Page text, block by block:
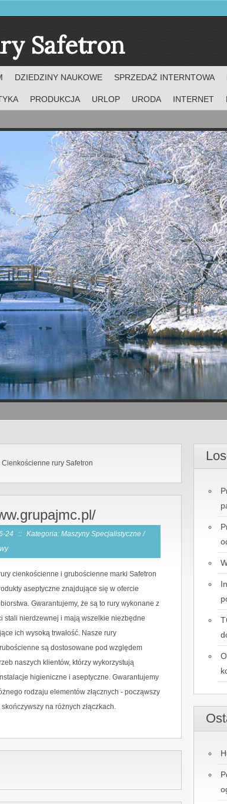
Safetron
DZIEDZINY NAUKOWE SPRZEDAŻ INTERNTOWA
PRODUKCJA URLOP URODA INTERNET
Cienkościenne rury Safetron
24 :: Kategoria: Maszyny Specjalistyczne /
cienkościenne i grubościenne marki Safetron
aseptyczne znajdujące się w ofercie
Gwarantujemy, że są to rury wykonane z
stali nierdzewnej i mają wszelkie niezbędne
ich wysoką trwałość. Nasze rury
są dostosowane pod względem
naszych klientów, którzy wykorzystują
higieniczne i aseptyczne. Gwarantujemy
rodzaju elementów złącznych - począwszy
na różnych złączkach.